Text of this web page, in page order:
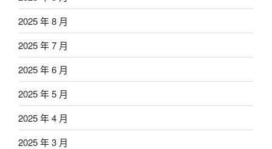
2025 年 8 月
2025 年 7 月
2025 年 6 月
2025 年 5 月
2025 年 4 月
2025 年 3 月